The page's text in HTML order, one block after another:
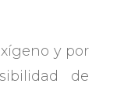
y por
de